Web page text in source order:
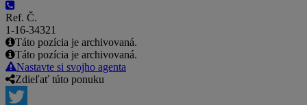
Ref. Č.
1-16-34321
Táto pozícia je archivovaná.
Táto pozícia je archivovaná.
Nastavte si svojho agenta
Zdieľať túto ponuku